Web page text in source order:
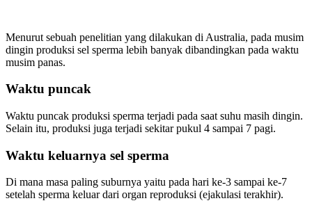
Menurut sebuah penelitian yang dilakukan di Australia, pada musim
dingin produksi sel sperma lebih banyak dibandingkan pada waktu
musim panas.
Waktu puncak
Waktu puncak produksi sperma terjadi pada saat suhu masih dingin.
Selain itu, produksi juga terjadi sekitar pukul 4 sampai 7 pagi.
Waktu keluarnya sel sperma
Di mana masa paling suburnya yaitu pada hari ke-3 sampai ke-7
setelah sperma keluar dari organ reproduksi (ejakulasi terakhir).